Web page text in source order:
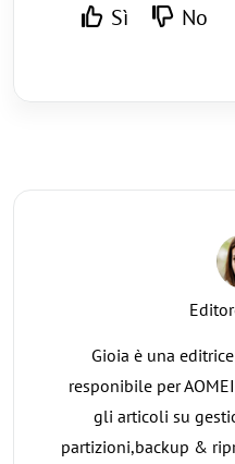
Sì No
Gioia è una
responibile per
gli articoli su
partizioni,backup &